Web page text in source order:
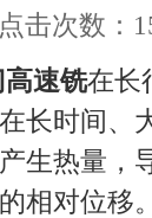
点击次数：
高速铣在长
长时间、
生热量，
相对位移